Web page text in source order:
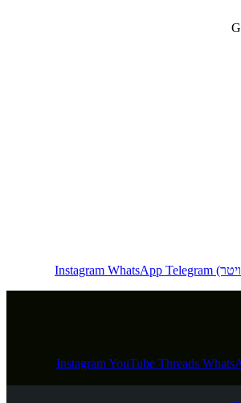
Instagram WhatsApp Telegram
InstagramYouTube Threads